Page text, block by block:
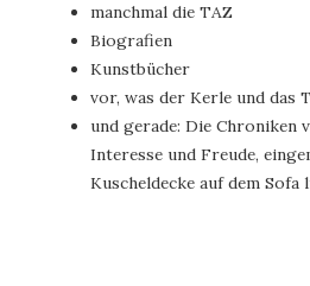
manchmal die TAZ
Biografien
Kunstbücher
vor, was der Kerle und das
und gerade: Die
Interesse und Freude,
Kuscheldecke auf dem Sofa